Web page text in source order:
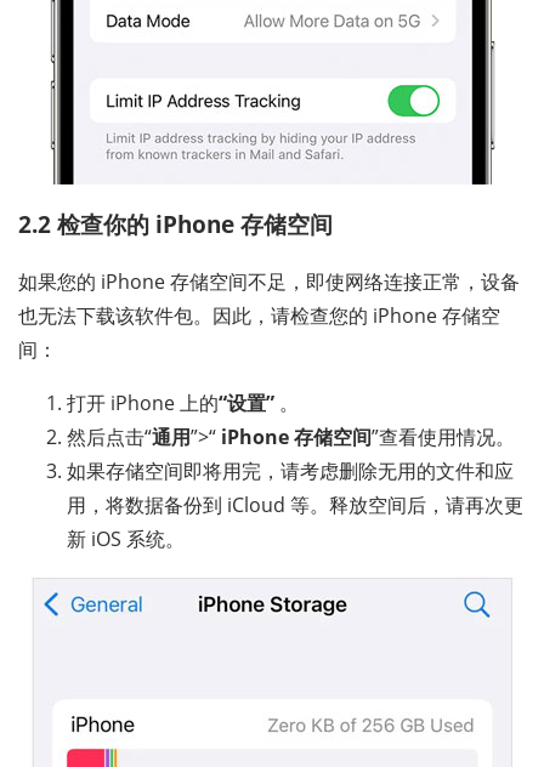
2.2 检查你的 iPhone 存储空间
如果您的 iPhone 存储空间不足，即使网络连接正常，设备
也无法下载该软件包。因此，请检查您的 iPhone 存储空
间：
打开 iPhone 上的“设置” 。
然后点击“通用”>“ iPhone 存储空间”查看使用情况。
如果存储空间即将用完，请考虑删除无用的文件和应
用，将数据备份到 iCloud 等。释放空间后，请再次更
新 iOS 系统。